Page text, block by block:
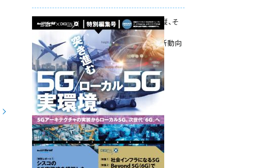
環境対策、建機の遠隔操縦、そ
して医療。
次世代通信規格「5G」最新動向
をこの1冊で学ぶ
SmartGrid ニューズレター ×
DIGITAL X 特別編集号 2022
Summer